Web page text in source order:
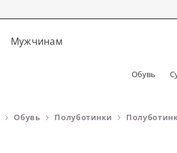
Мужчинам
Обувь
Обувь Полуботинки